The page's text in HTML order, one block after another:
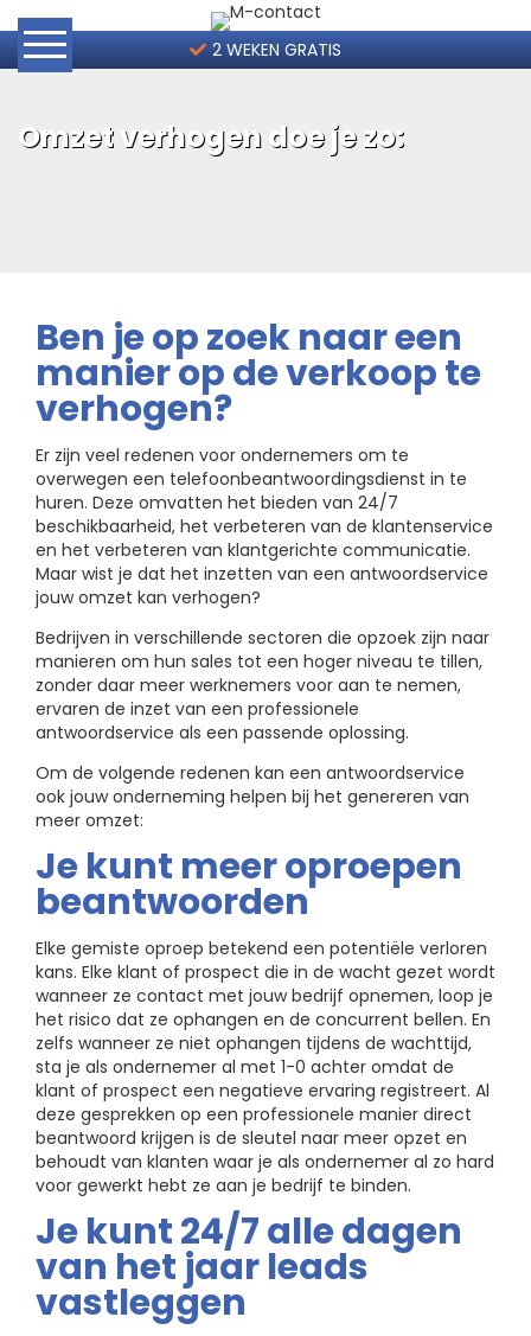
2 weken gratis
2 WEKEN GRATIS
Omzet verhogen doe je zo:
Ben je op zoek naar een
manier op de verkoop te
verhogen?
Er zijn veel redenen voor ondernemers om te
overwegen een telefoonbeantwoordingsdienst in te
huren. Deze omvatten het bieden van 24/7
beschikbaarheid, het verbeteren van de klantenservice
en het verbeteren van klantgerichte communicatie.
Maar wist je dat het inzetten van een antwoordservice
jouw omzet kan verhogen?
Bedrijven in verschillende sectoren die opzoek zijn naar
manieren om hun sales tot een hoger niveau te tillen,
zonder daar meer werknemers voor aan te nemen,
ervaren de inzet van een professionele
antwoordservice als een passende oplossing.
Om de volgende redenen kan een antwoordservice
ook jouw onderneming helpen bij het genereren van
meer omzet:
Je kunt meer oproepen
beantwoorden
Elke gemiste oproep betekend een potentiële verloren
kans. Elke klant of prospect die in de wacht gezet wordt
wanneer ze contact met jouw bedrijf opnemen, loop je
het risico dat ze ophangen en de concurrent bellen. En
zelfs wanneer ze niet ophangen tijdens de wachttijd,
sta je als ondernemer al met 1-0 achter omdat de
klant of prospect een negatieve ervaring registreert. Al
deze gesprekken op een professionele manier direct
beantwoord krijgen is de sleutel naar meer opzet en
behoudt van klanten waar je als ondernemer al zo hard
voor gewerkt hebt ze aan je bedrijf te binden.
Je kunt 24/7 alle dagen
van het jaar leads
vastleggen